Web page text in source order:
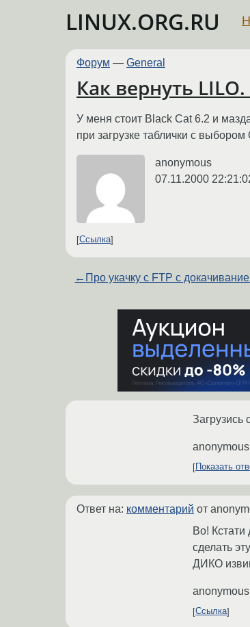
LINUX.ORG.RU
Форум — General
Как вернуть
У меня стоит Black Cat 6.2 и
при загрузке таблички с
anonymous
07.11.2000
Ссылка
← Про укачку с FTP с
Загрузись
anonymous
Показать
Ответ на: комментарий от
Во!
сделать
ДИКО
anonymous
Ссылка